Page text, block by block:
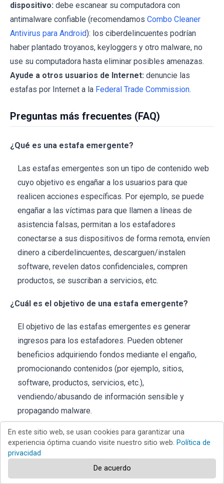
dispositivo: debe escanear su computadora con
antimalware confiable (recomendamos Combo Cleaner
Antivirus para Android): los ciberdelincuentes podrían
haber plantado troyanos, keyloggers y otro malware, no
use su computadora hasta eliminar posibles amenazas.
Ayude a otros usuarios de Internet: denuncie las
estafas por Internet a la Federal Trade Commission.
Preguntas más frecuentes (FAQ)
¿Qué es una estafa emergente?
Las estafas emergentes son un tipo de contenido web
cuyo objetivo es engañar a los usuarios para que
realicen acciones específicas. Por ejemplo, se puede
engañar a las víctimas para que llamen a líneas de
asistencia falsas, permitan a los estafadores
conectarse a sus dispositivos de forma remota, envíen
dinero a ciberdelincuentes, descarguen/instalen
software, revelen datos confidenciales, compren
productos, se suscriban a servicios, etc.
¿Cuál es el objetivo de una estafa emergente?
El objetivo de las estafas emergentes es generar
ingresos para los estafadores. Pueden obtener
beneficios adquiriendo fondos mediante el engaño,
promocionando contenidos (por ejemplo, sitios,
software, productos, servicios, etc.),
vendiendo/abusando de información sensible y
propagando malware.
¿Por qué encuentro falsas ventanas emergentes?
Las estafas de ventanas emergentes se promueven
principalmente a través de sitios que utilizan redes
En este sitio web, se usan cookies para garantizar una
experiencia óptima cuando visite nuestro sitio web. Política de
privacidad
De acuerdo